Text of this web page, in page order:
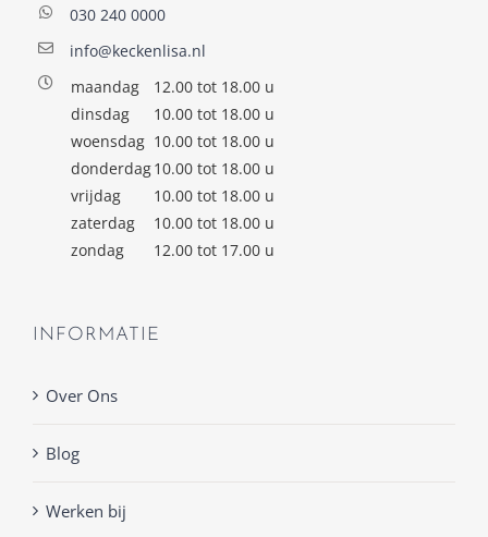
030 240 0000
info@keckenlisa.nl
maandag
12.00 tot 18.00 u
dinsdag
10.00 tot 18.00 u
woensdag 10.00 tot 18.00 u
donderdag10.00 tot 18.00 u
vrijdag
10.00 tot 18.00 u
zaterdag
10.00 tot 18.00 u
zondag
12.00 tot 17.00 u
INFORMATIE
Over Ons
Blog
Werken bij